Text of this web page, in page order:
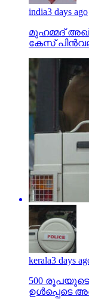
india3 days ago
മുഹമ്മദ്
കേസ്
kerala3 days
500
ഉള്‍പ്പെടെ